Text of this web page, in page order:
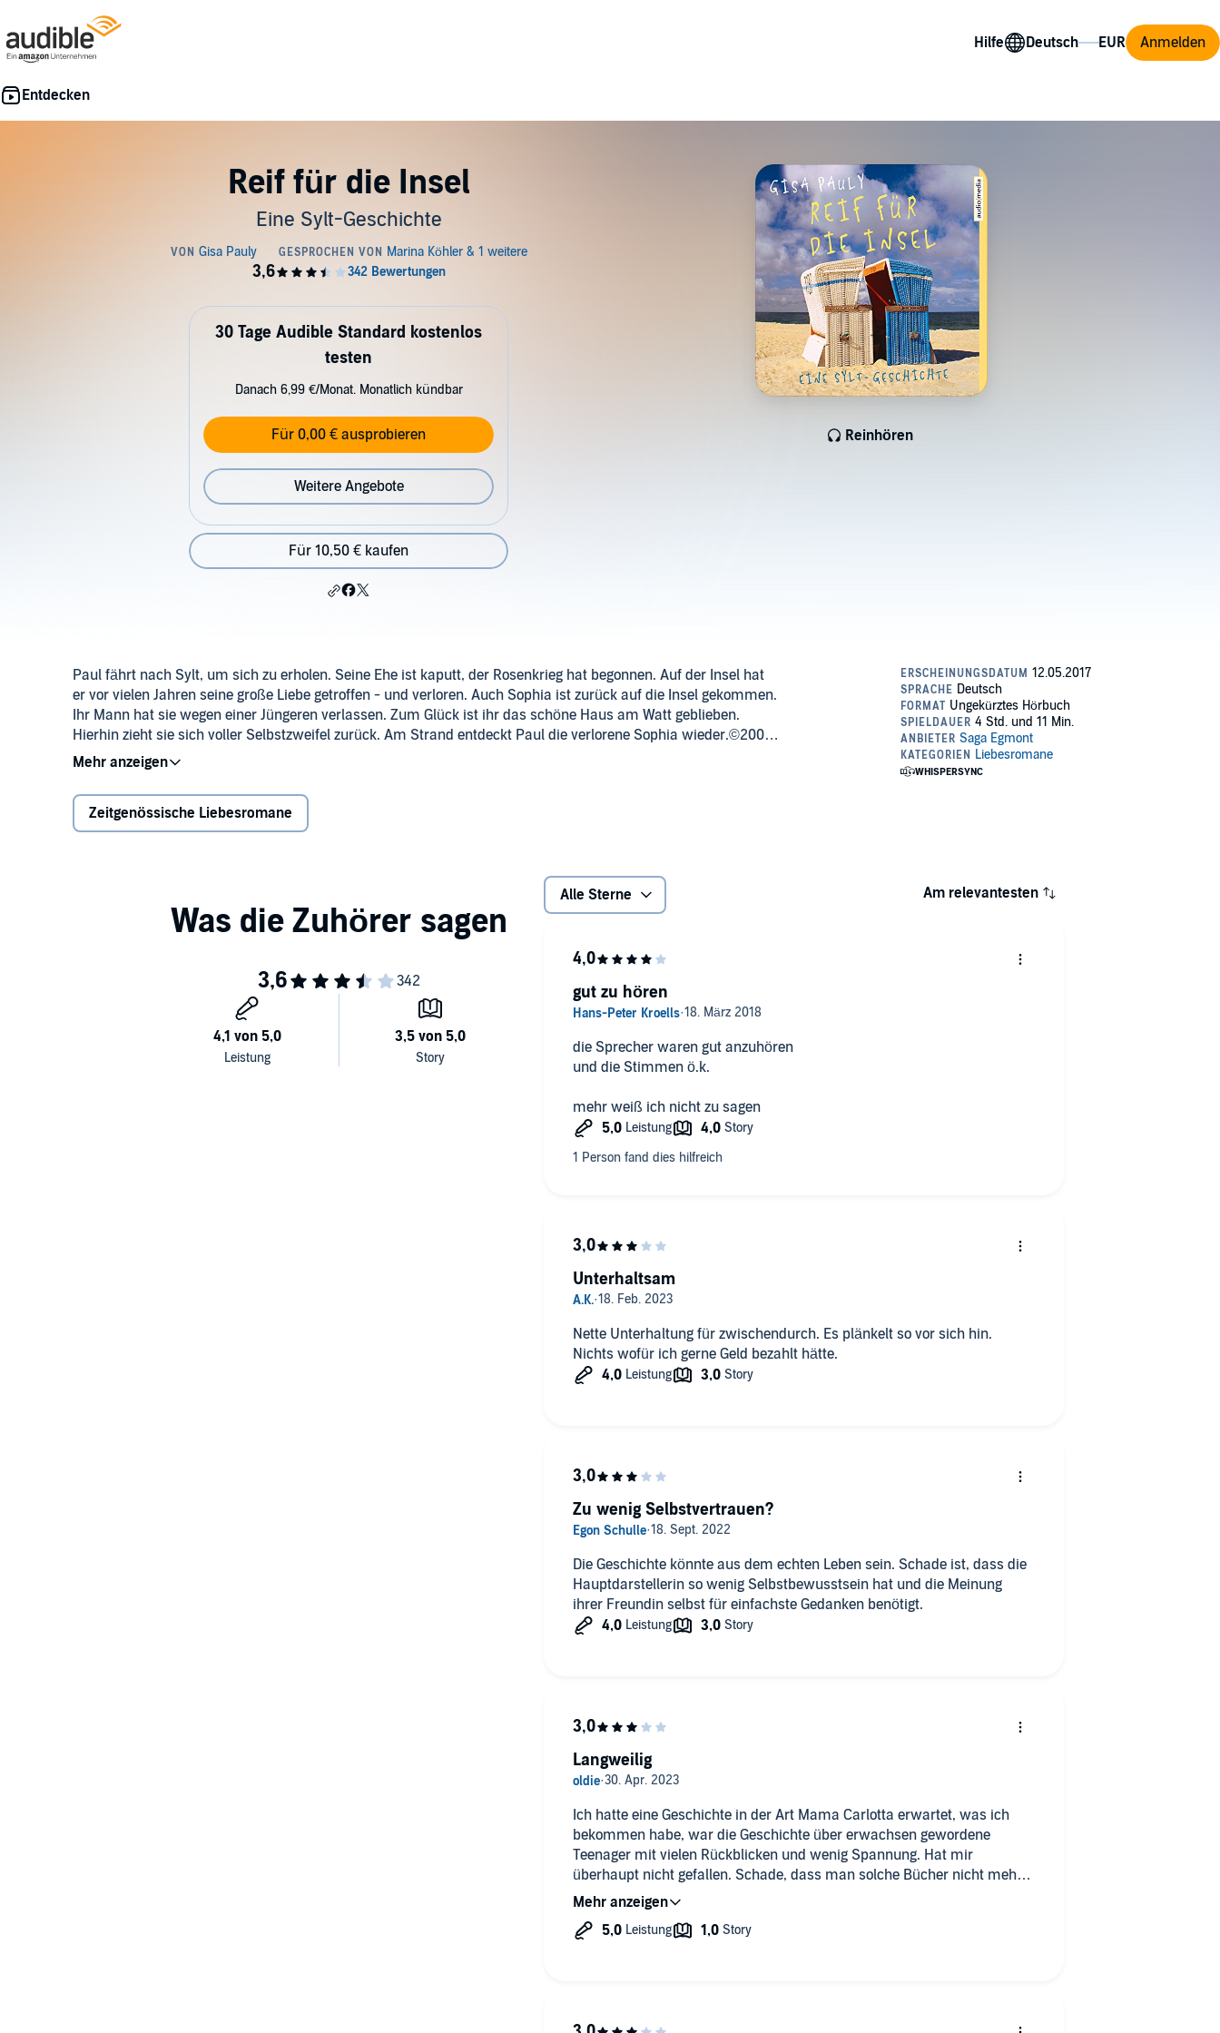
Hilfe Anmelden
Reif für die Insel
Eine Sylt-Geschichte
Reinhören
30 Tage Audible Standard kostenlos
testen
Danach 6,99 €/Monat. Monatlich kündbar
Für 0,00 € ausprobieren
Weitere Angebote
Für 10,50 € kaufen
Paul fährt nach Sylt, um sich zu erholen. Seine Ehe ist kaputt, der Rosenkrieg hat begonnen. Auf der Insel hat
er vor vielen Jahren seine große Liebe getroffen - und verloren. Auch Sophia ist zurück auf die Insel gekommen.
Ihr Mann hat sie wegen einer Jüngeren verlassen. Zum Glück ist ihr das schöne Haus am Watt geblieben.
Hierhin zieht sie sich voller Selbstzweifel zurück. Am Strand entdeckt Paul die verlorene Sophia wieder.©2008
Aufbau Verlag GmbH, Berlin (P)2017 SAGA Egmont, Lindhardt og Ringhof A/S
Zeitgenössische Liebesromane
Alle Sterne Am relevantesten
die Sprecher waren gut anzuhören
und die Stimmen ö.k.
mehr weiß ich nicht zu sagen
gut zu hören
Nette Unterhaltung für zwischendurch. Es plänkelt so vor sich hin.
Nichts wofür ich gerne Geld bezahlt hätte.
Unterhaltsam
Die Geschichte könnte aus dem echten Leben sein. Schade ist, dass die
Hauptdarstellerin so wenig Selbstbewusstsein hat und die Meinung
ihrer Freundin selbst für einfachste Gedanken benötigt.
Zu wenig Selbstvertrauen?
Ich hatte eine Geschichte in der Art Mama Carlotta erwartet, was ich
bekommen habe, war die Geschichte über erwachsen gewordene
Teenager mit vielen Rückblicken und wenig Spannung. Hat mir
überhaupt nicht gefallen. Schade, dass man solche Bücher nicht mehr
zurück geben kann.
Langweilig